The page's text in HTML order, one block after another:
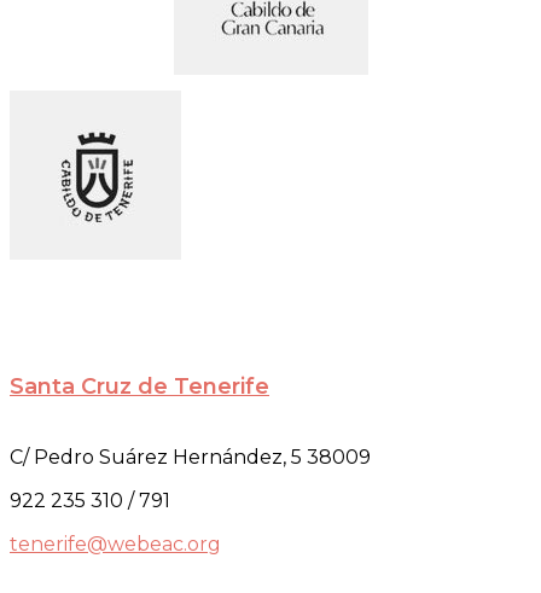
Santa Cruz de Tenerife
C/ Pedro Suárez Hernández, 5 38009
922 235 310 / 791
tenerife@webeac.org